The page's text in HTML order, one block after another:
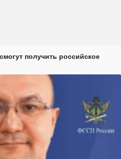
получить российское